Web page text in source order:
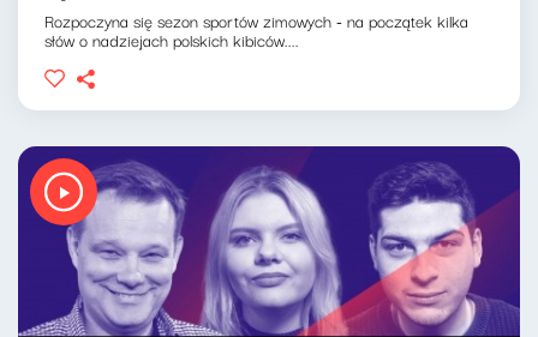
Rozpoczyna się sezon sportów zimowych - na początek kilka
słów o nadziejach polskich kibiców....